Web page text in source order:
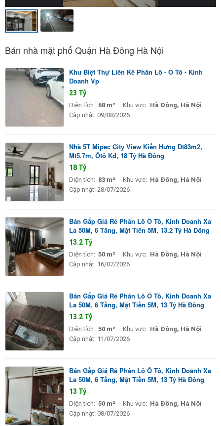
Bán nhà mặt phố Quận Hà Đông Hà Nội
Khu Biệt Thự Liền Kě Phân Lô - Ô Tô - Kinh
Doanh Vp
23 Tỷ
Diện tích: 68 m² Khu vực: Hà Đông, Hà Nội
Cập nhật: 09/08/2026
Nhà 5T Mipec City View Kiến Hưng Dt83m2,
Mt5.7m, Ôtô Kd, 18 Tỷ Hà Đông
18 Tỷ
Diện tích: 83 m² Khu vực: Hà Đông, Hà Nội
Cập nhật: 28/07/2026
Bán Gấp Giá Rẻ Phân Lô Ô Tô, Kinh Doanh Xa
La 50M, 6 Tầng, Mặt Tiền 5M, 13.2 Tỷ Hà Đông
13.2 Tỷ
Diện tích: 50 m² Khu vực: Hà Đông, Hà Nội
Cập nhật: 16/07/2026
Bán Gấp Giá Rẻ Phân Lô Ô Tô, Kinh Doanh Xa
La 50M, 6 Tầng, Mặt Tiền 5M, 13 Tỷ Hà Đông
13.2 Tỷ
Diện tích: 50 m² Khu vực: Hà Đông, Hà Nội
Cập nhật: 11/07/2026
Bán Gấp Giá Rẻ Phân Lô Ô Tô, Kinh Doanh Xa
La 50M, 6 Tầng, Mặt Tiền 5M, 13 Tỷ Hà Đông
13 Tỷ
Diện tích: 50 m² Khu vực: Hà Đông, Hà Nội
Cập nhật: 08/07/2026